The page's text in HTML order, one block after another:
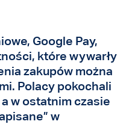
Google Pay,
które wywarły
zakupów można
Polacy pokochali
w ostatnim czasie
w